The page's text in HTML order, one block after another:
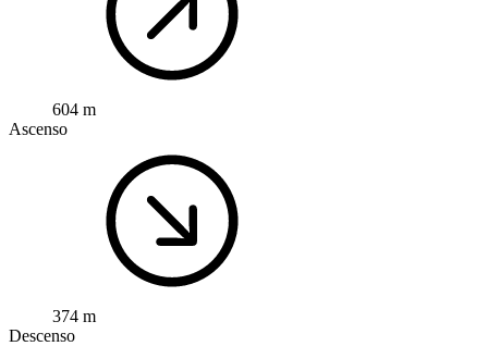
604 m
Ascenso
374 m
Descenso